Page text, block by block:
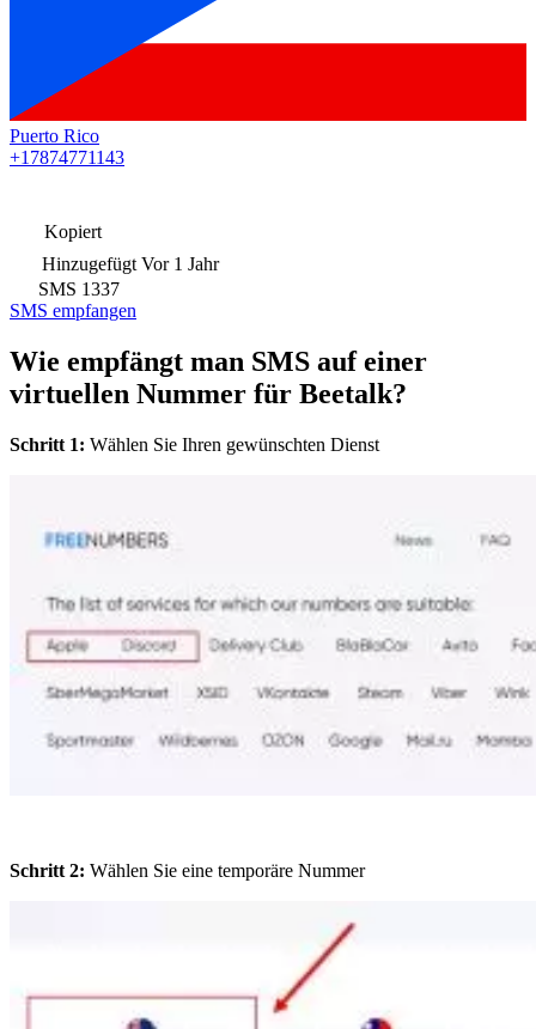
Puerto Rico
+17874771143
Kopiert
Hinzugefügt Vor 1 Jahr
SMS 1337
SMS empfangen
Wie empfängt man SMS auf einer
virtuellen Nummer für Beetalk?
Schritt 1: Wählen Sie Ihren gewünschten Dienst
Schritt 2: Wählen Sie eine temporäre Nummer